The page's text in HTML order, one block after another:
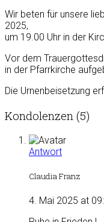
Wir beten für unsere
2025,
um 19.00 Uhr in der
Vor dem
in der Pfarrkirche
Die Urnenbeisetzung
Kondolenzen (5)
Antwort
Claudia Franz
4. Mai 2025 at